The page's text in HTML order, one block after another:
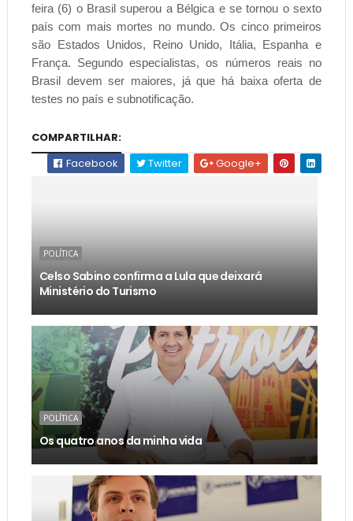
feira (6) o Brasil superou a Bélgica e se tornou o sexto
país com mais mortes no mundo. Os cinco primeiros
são Estados Unidos, Reino Unido, Itália, Espanha e
França. Segundo especialistas, os números reais no
Brasil devem ser maiores, já que há baixa oferta de
testes no país e subnotificação.
COMPARTILHAR:
Facebook
Twitter Google+
POLÍTICA
Celso Sabino confirma a Lula que deixará
Ministério do Turismo
POLÍTICA
Os quatro anos da minha vida